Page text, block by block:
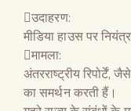
उदाहरण:
मीडिया हाउस पर
मामला:
अंतरराष्ट्रीय
का समर्थन करती हैं।